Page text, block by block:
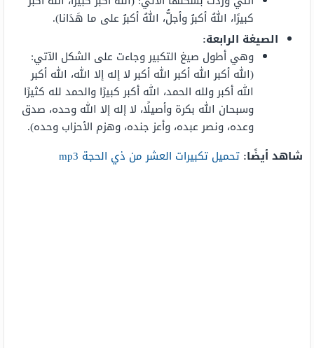
كبيرًا، اللهُ أكبرُ وأجلُّ، اللهُ أكبرُ على ما هَدَانا).
الصيغة الرابعة:
وهي أطول صيغ التكبير وجاءت على الشكل الآتي:
(الله أكبر الله أكبر الله أكبر لا إله إلا الله، الله أكبر
الله أكبر ولله الحمد، الله أكبر كبيرًا والحمد لله كثيرًا
وسبحان الله بكرة وأصيلًا، لا إله إلا الله وحده، صدق
وعده، ونصر عبده، وأعز جنده، وهزم الأحزاب وحده).
شاهد أيضًا: تحميل تكبيرات العشر من ذي الحجة mp3